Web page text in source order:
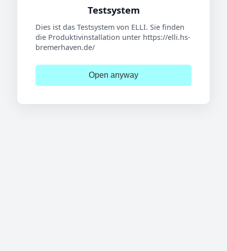
Testsystem
Dies ist das Testsystem von ELLI. Sie finden
die Produktivinstallation unter https://elli.hs-
bremerhaven.de/
Open anyway